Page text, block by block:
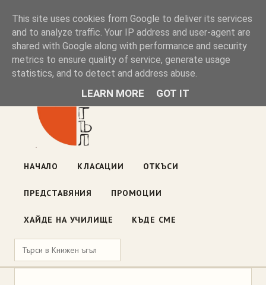
Книжен ъгъл
Блог на книжарницата — класации, откъси, нови книги
ул. „Оборище" 117, София· пон–пет 10:00–19:00 ·
НАЧАЛО КЛАСАЦИИ ОТКЪСИ
ПРЕДСТАВЯНИЯ ПРОМОЦИИ
ХАЙДЕ НА УЧИЛИЩЕ КЪДЕ СМЕ
This site uses cookies from Google to deliver its services
and to analyze traffic. Your IP address and user-agent are
shared with Google along with performance and security
metrics to ensure quality of service, generate usage
statistics, and to detect and address abuse.
LEARN MORE GOT IT